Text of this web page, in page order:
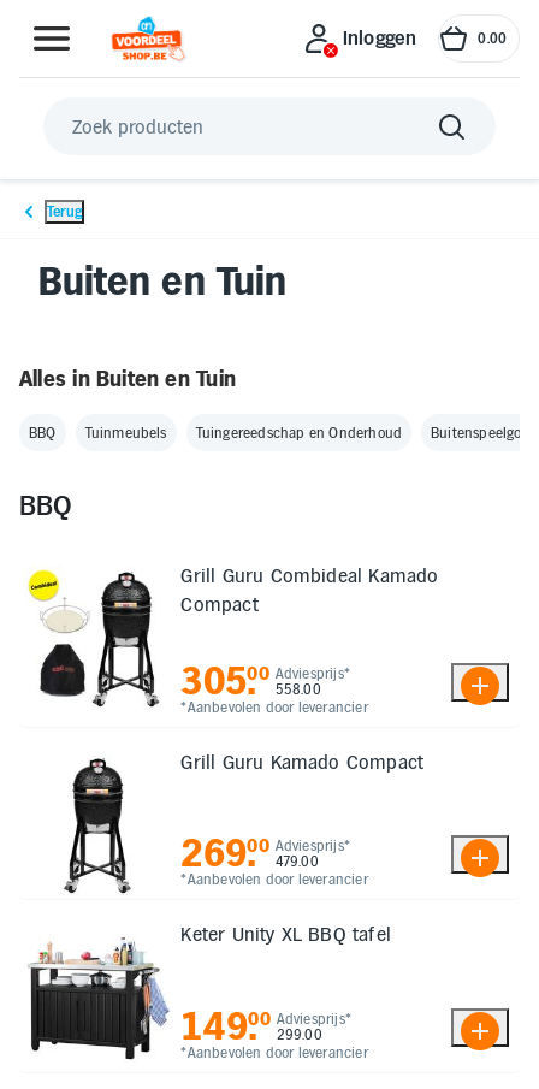
Inloggen
Uitjes en Verblijf
Buiten en Tuin
Elektronica
Kids en Baby
Persoonlijke verzorging
Onderweg en Reizen
Sport, Spel en Bewegen
account
Mijn
bestellingen
Inloggen 0.00
Terug
Buiten en Tuin
Alles in Buiten en Tuin
BBQ Tuinmeubels Tuingereedschap en Onderhoud Buitenspeelgoed
BBQ
Grill Guru Combideal Kamado
Compact
Adviesprijs*
558.00
*Aanbevolen door leverancier
305.
00
Grill Guru Kamado Compact
Adviesprijs*
479.00
*Aanbevolen door leverancier
269.
00
Keter Unity XL BBQ tafel
Adviesprijs*
299.00
*Aanbevolen door leverancier
149.
00